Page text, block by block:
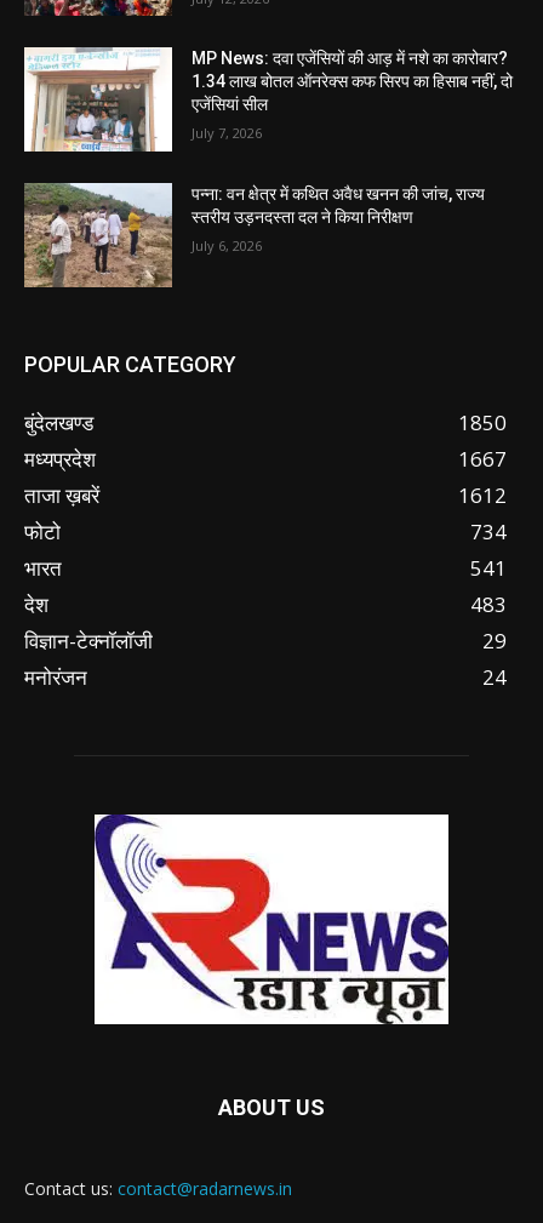
MP News: दवा एजेंसियों की आड़ में नशे का कारोबार?
1.34 लाख बोतल ऑनरेक्स कफ सिरप का हिसाब नहीं, दो
एजेंसियां सील
July 7, 2026
पन्ना: वन क्षेत्र में कथित अवैध खनन की जांच, राज्य
स्तरीय उड़नदस्ता दल ने किया निरीक्षण
July 6, 2026
POPULAR CATEGORY
बुंदेलखण्ड
1850
मध्यप्रदेश
1667
ताजा ख़बरें
1612
फोटो
734
भारत
541
देश
483
विज्ञान-टेक्नॉलॉजी
29
मनोरंजन
24
ABOUT US
Contact us: contact@radarnews.in